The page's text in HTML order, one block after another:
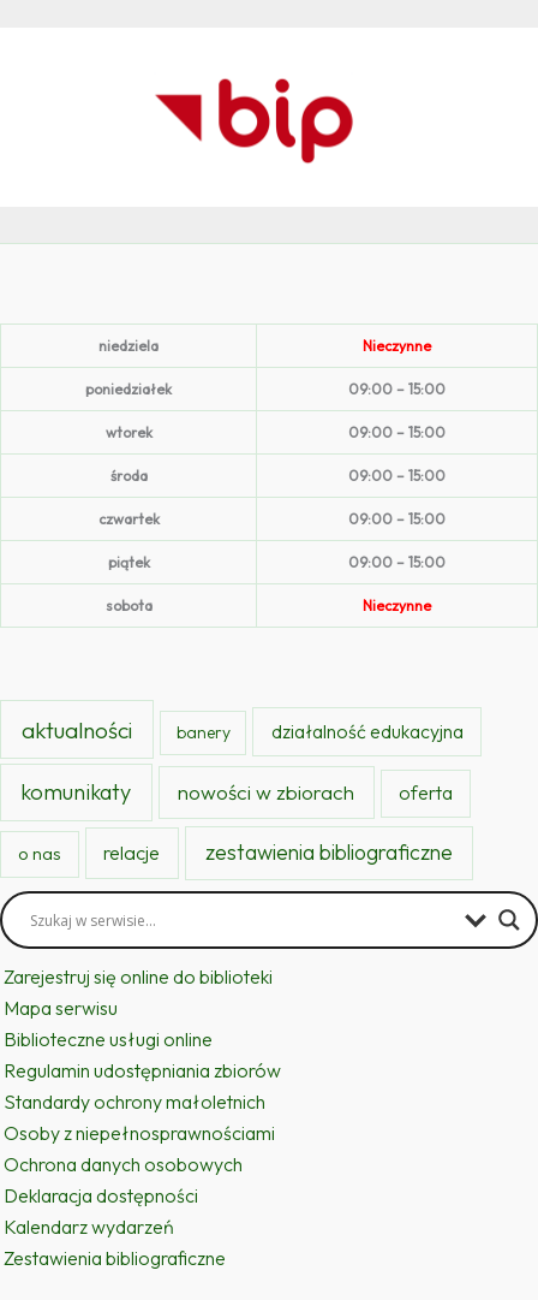
niedziela Nieczynne
poniedziałek 09:00 – 15:00
wtorek 09:00 – 15:00
środa 09:00 – 15:00
czwartek 09:00 – 15:00
piątek 09:00 – 15:00
sobota Nieczynne
aktualności banery działalność edukacyjna
komunikaty nowości w zbiorach oferta
o nas relacje zestawienia bibliograficzne
Zarejestruj się online do biblioteki
Mapa serwisu
Biblioteczne usługi online
Regulamin udostępniania zbiorów
Standardy ochrony małoletnich
Osoby z niepełnosprawnościami
Ochrona danych osobowych
Deklaracja dostępności
Kalendarz wydarzeń
Zestawienia bibliograficzne